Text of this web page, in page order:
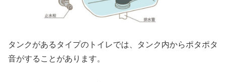
タンクがあるタイプのトイレでは、タンク内からポタポタ
音がすることがあります。